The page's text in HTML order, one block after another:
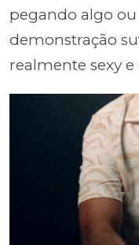
pegando algo ou
demonstração
realmente sexy e